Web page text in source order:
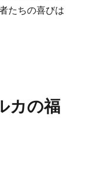
たちの喜びは
カの福